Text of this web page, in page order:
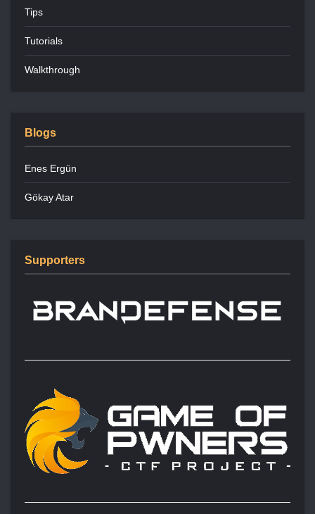
Tips
Tutorials
Walkthrough
Blogs
Enes Ergün
Gökay Atar
Supporters